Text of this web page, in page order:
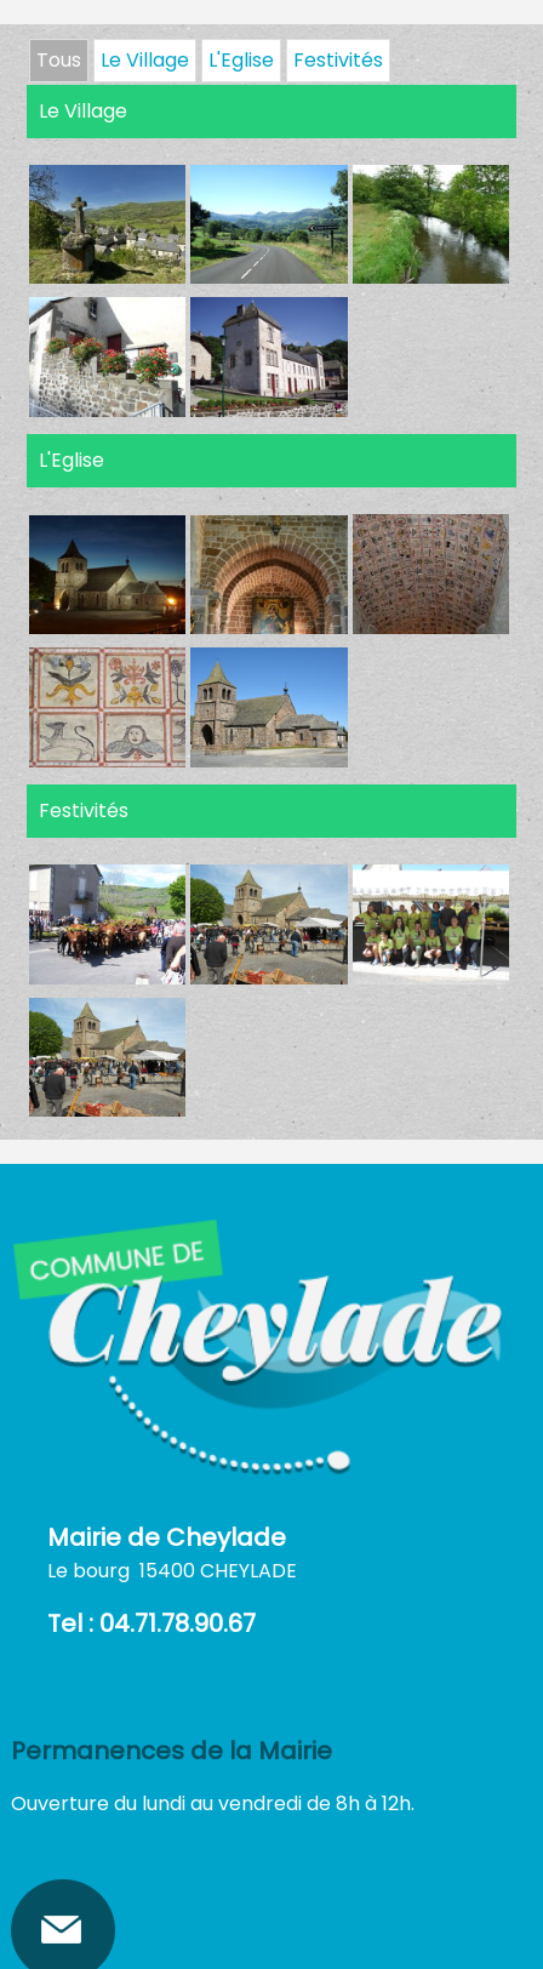
Tous Le Village L'Eglise
Festivités
Le Village
L'Eglise
Festivités
Mairie de Cheylade
Le bourg 15400 CHEYLADE
Tel : 04.71.78.90.67
Permanences de la Mairie
Ouverture du lundi au vendredi de 8h à 12h.